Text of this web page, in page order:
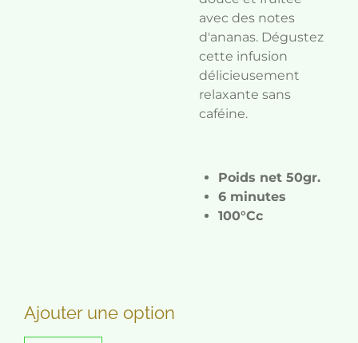
avec des notes
d'ananas. Dégustez
cette infusion
délicieusement
relaxante sans
caféine.
Poids net 50gr.
6 minutes
100°Cc
Ajouter une option